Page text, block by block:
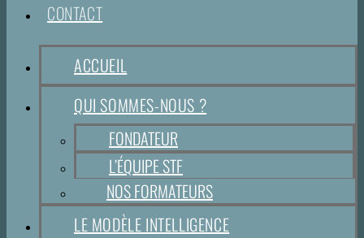
CONTACT
ACCUEIL
QUI SOMMES-NOUS ?
FONDATEUR
L’ÉQUIPE STF
NOS FORMATEURS
LE MODÈLE INTELLIGENCE